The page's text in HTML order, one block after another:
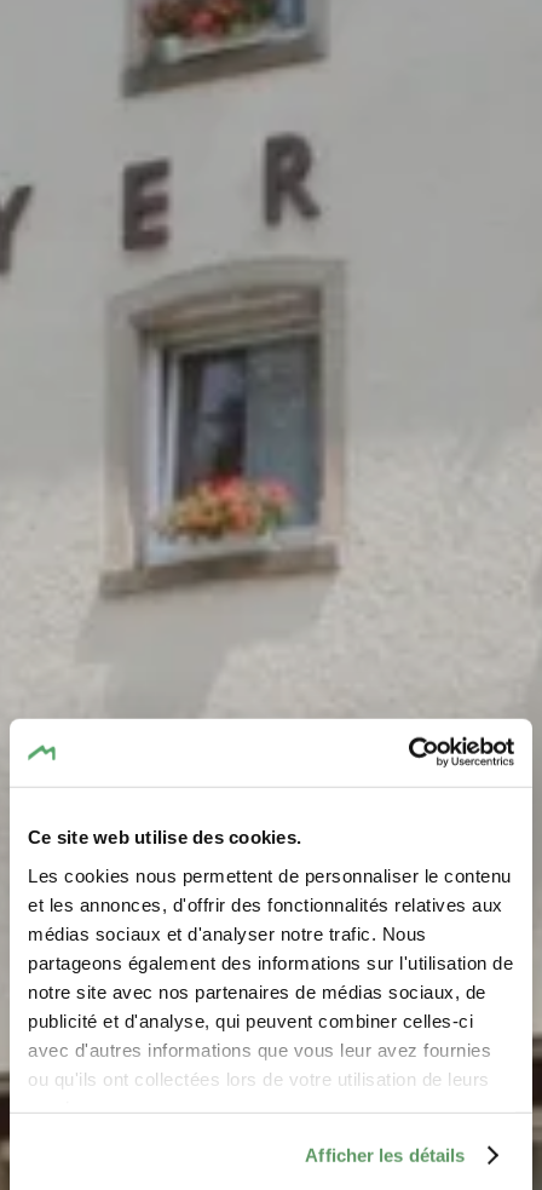
Ce site web utilise des cookies.
Les cookies nous permettent de personnaliser le contenu
et les annonces, d'offrir des fonctionnalités relatives aux
médias sociaux et d'analyser notre trafic. Nous
partageons également des informations sur l'utilisation de
notre site avec nos partenaires de médias sociaux, de
publicité et d'analyse, qui peuvent combiner celles-ci
avec d'autres informations que vous leur avez fournies
ou qu'ils ont collectées lors de votre utilisation de leurs
Afficher les détails
Restaurant Meyer
Waar? 120, Grand-Rue, L-6310 Beaufort